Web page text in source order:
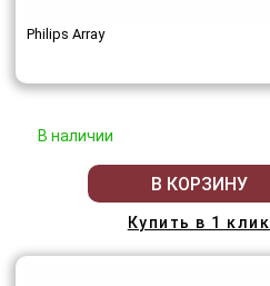
Philips Array
В наличии
В КОРЗИНУ
Купить в 1 клик